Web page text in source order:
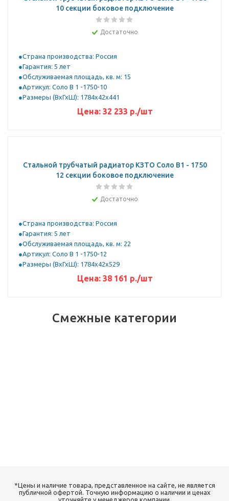
10 секции боковое подключение
Достаточно
Страна производства: Россия
Гарантия: 5 лет
Обслуживаемая площадь, кв. м: 15
Артикул: Соло В 1 -1750-10
Размеры (ВхГхШ): 1784х42х441
Цена: 32 233 р./шт
Стальной трубчатый радиатор КЗТО Соло B1 - 1750
12 секции боковое подключение
Достаточно
Страна производства: Россия
Гарантия: 5 лет
Обслуживаемая площадь, кв. м: 22
Артикул: Соло В 1 -1750-12
Размеры (ВхГхШ): 1784х42х529
Цена: 38 161 р./шт
Смежные категории
*Цены и наличие товара, представленное на сайте, не является
публичной офертой. Точную информацию о наличии и ценах
уточняйте у менеджеров компании.